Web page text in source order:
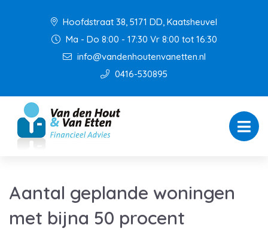
Hoofdstraat 38, 5171 DD, Kaatsheuvel
Ma - Do 8:00 - 17:30 Vr 8:00 tot 16:30
info@vandenhoutenvanetten.nl
0416-530895
Aantal geplande woningen
met bijna 50 procent